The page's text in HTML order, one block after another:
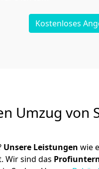
Kostenloses
Umzug von
Unsere Leistungen wie
Wir sind das